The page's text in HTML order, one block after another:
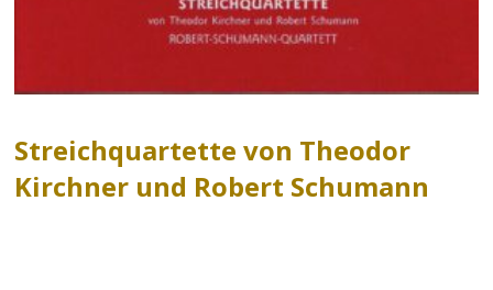
Streichquartette von Theodor
Kirchner und Robert Schumann